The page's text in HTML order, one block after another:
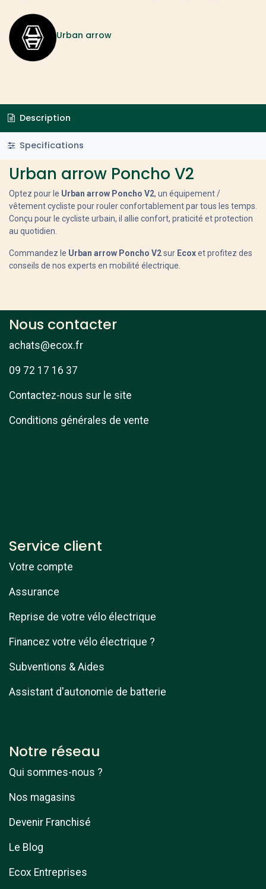
Urban arrow
Description
Specifications
Urban arrow Poncho V2
Optez pour le Urban arrow Poncho V2, un équipement /
vêtement cycliste pour rouler confortablement par tous les temps.
Conçu pour le cycliste urbain, il allie confort, praticité et protection
au quotidien.
Commandez le Urban arrow Poncho V2sur Ecoxet profitez des
conseils de nos experts en mobilité électrique.
Nous contacter
achats@ecox.fr
09 72 17 16 37
Contactez-nous sur le site
Conditions générales de vente
Service client
Votre compte
Assurance
Reprise de votre vélo électrique
Financez votre vélo électrique ?
Subventions & Aides
Assistant d'autonomie de batterie
Notre réseau
Qui sommes-nous ?
Nos magasins
Devenir Franchisé
Le Blog
Ecox Entreprises